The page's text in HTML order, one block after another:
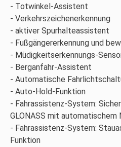
Totwinkel-Assistent
Verkehrszeichenerkennung
aktiver Spurhalteassistent
Fußgängererkennung und
Müdigkeitserkennungs-
Berganfahr-Assistent
Automatische
Auto-Hold-Funktion
Fahrassistenz-System:
GLONASS mit automatischem
Fahrassistenz-System:
Funktion